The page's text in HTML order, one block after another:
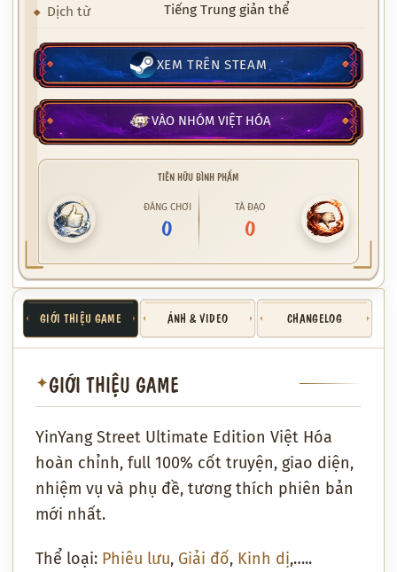
Dịch từ Tiếng Trung giản thể
XEM TRÊN STEAM
VÀO NHÓM VIỆT HÓA
TIÊN HỮU BÌNH PHẨM
ĐÁNG CHƠI
0
TÀ ĐẠO
0
GIỚI THIỆU GAME ẢNH & VIDEO CHANGELOG
✦GIỚI THIỆU GAME
YinYang Street Ultimate Edition Việt Hóa
hoàn chỉnh, full 100% cốt truyện, giao diện,
nhiệm vụ và phụ đề, tương thích phiên bản
mới nhất.
Thể loại: Phiêu lưu, Giải đố, Kinh dị,…..